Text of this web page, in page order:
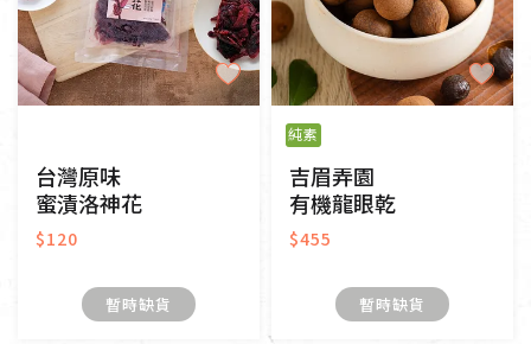
台灣原味
蜜漬洛神花
$120
暫時缺貨
純素
吉眉弄園
有機龍眼乾
$455
暫時缺貨